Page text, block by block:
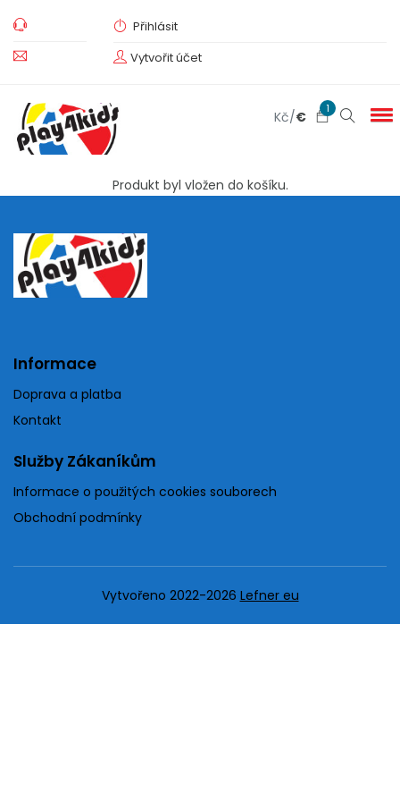
Přihlásit
Vytvořit účet
Kč/€ 1
Produkt byl vložen do košíku.
Informace
Doprava a platba
Kontakt
Služby Zákaníkům
Informace o použitých cookies souborech
Obchodní podmínky
Vytvořeno 2022-2026 Lefner eu